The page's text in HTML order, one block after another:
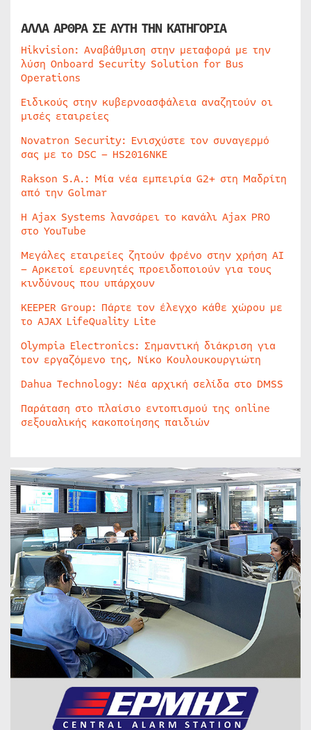
ΑΛΛΑ ΑΡΘΡΑ ΣΕ ΑΥΤΗ ΤΗΝ ΚΑΤΗΓΟΡΙΑ
Hikvision: Αναβάθμιση στην μεταφορά με την
λύση Onboard Security Solution for Bus
Operations
Ειδικούς στην κυβερνοασφάλεια αναζητούν οι
μισές εταιρείες
Novatron Security: Ενισχύστε τον συναγερμό
σας με το DSC – HS2016NKE
Rakson S.A.: Μία νέα εμπειρία G2+ στη Μαδρίτη
από την Golmar
Η Ajax Systems λανσάρει το κανάλι Ajax PRO
στο YouTube
Μεγάλες εταιρείες ζητούν φρένο στην χρήση AI
– Αρκετοί ερευνητές προειδοποιούν για τους
κινδύνους που υπάρχουν
KEEPER Group: Πάρτε τον έλεγχο κάθε χώρου με
το AJAX LifeQuality Lite
Olympia Electronics: Σημαντική διάκριση για
τον εργαζόμενο της, Νίκο Κουλουκουργιώτη
Dahua Technology: Νέα αρχική σελίδα στο DMSS
Παράταση στο πλαίσιο εντοπισμού της online
σεξουαλικής κακοποίησης παιδιών